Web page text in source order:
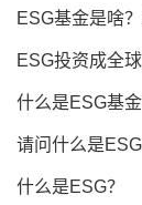
什么是ESG基
请问什么是ESG
什么是ESG？